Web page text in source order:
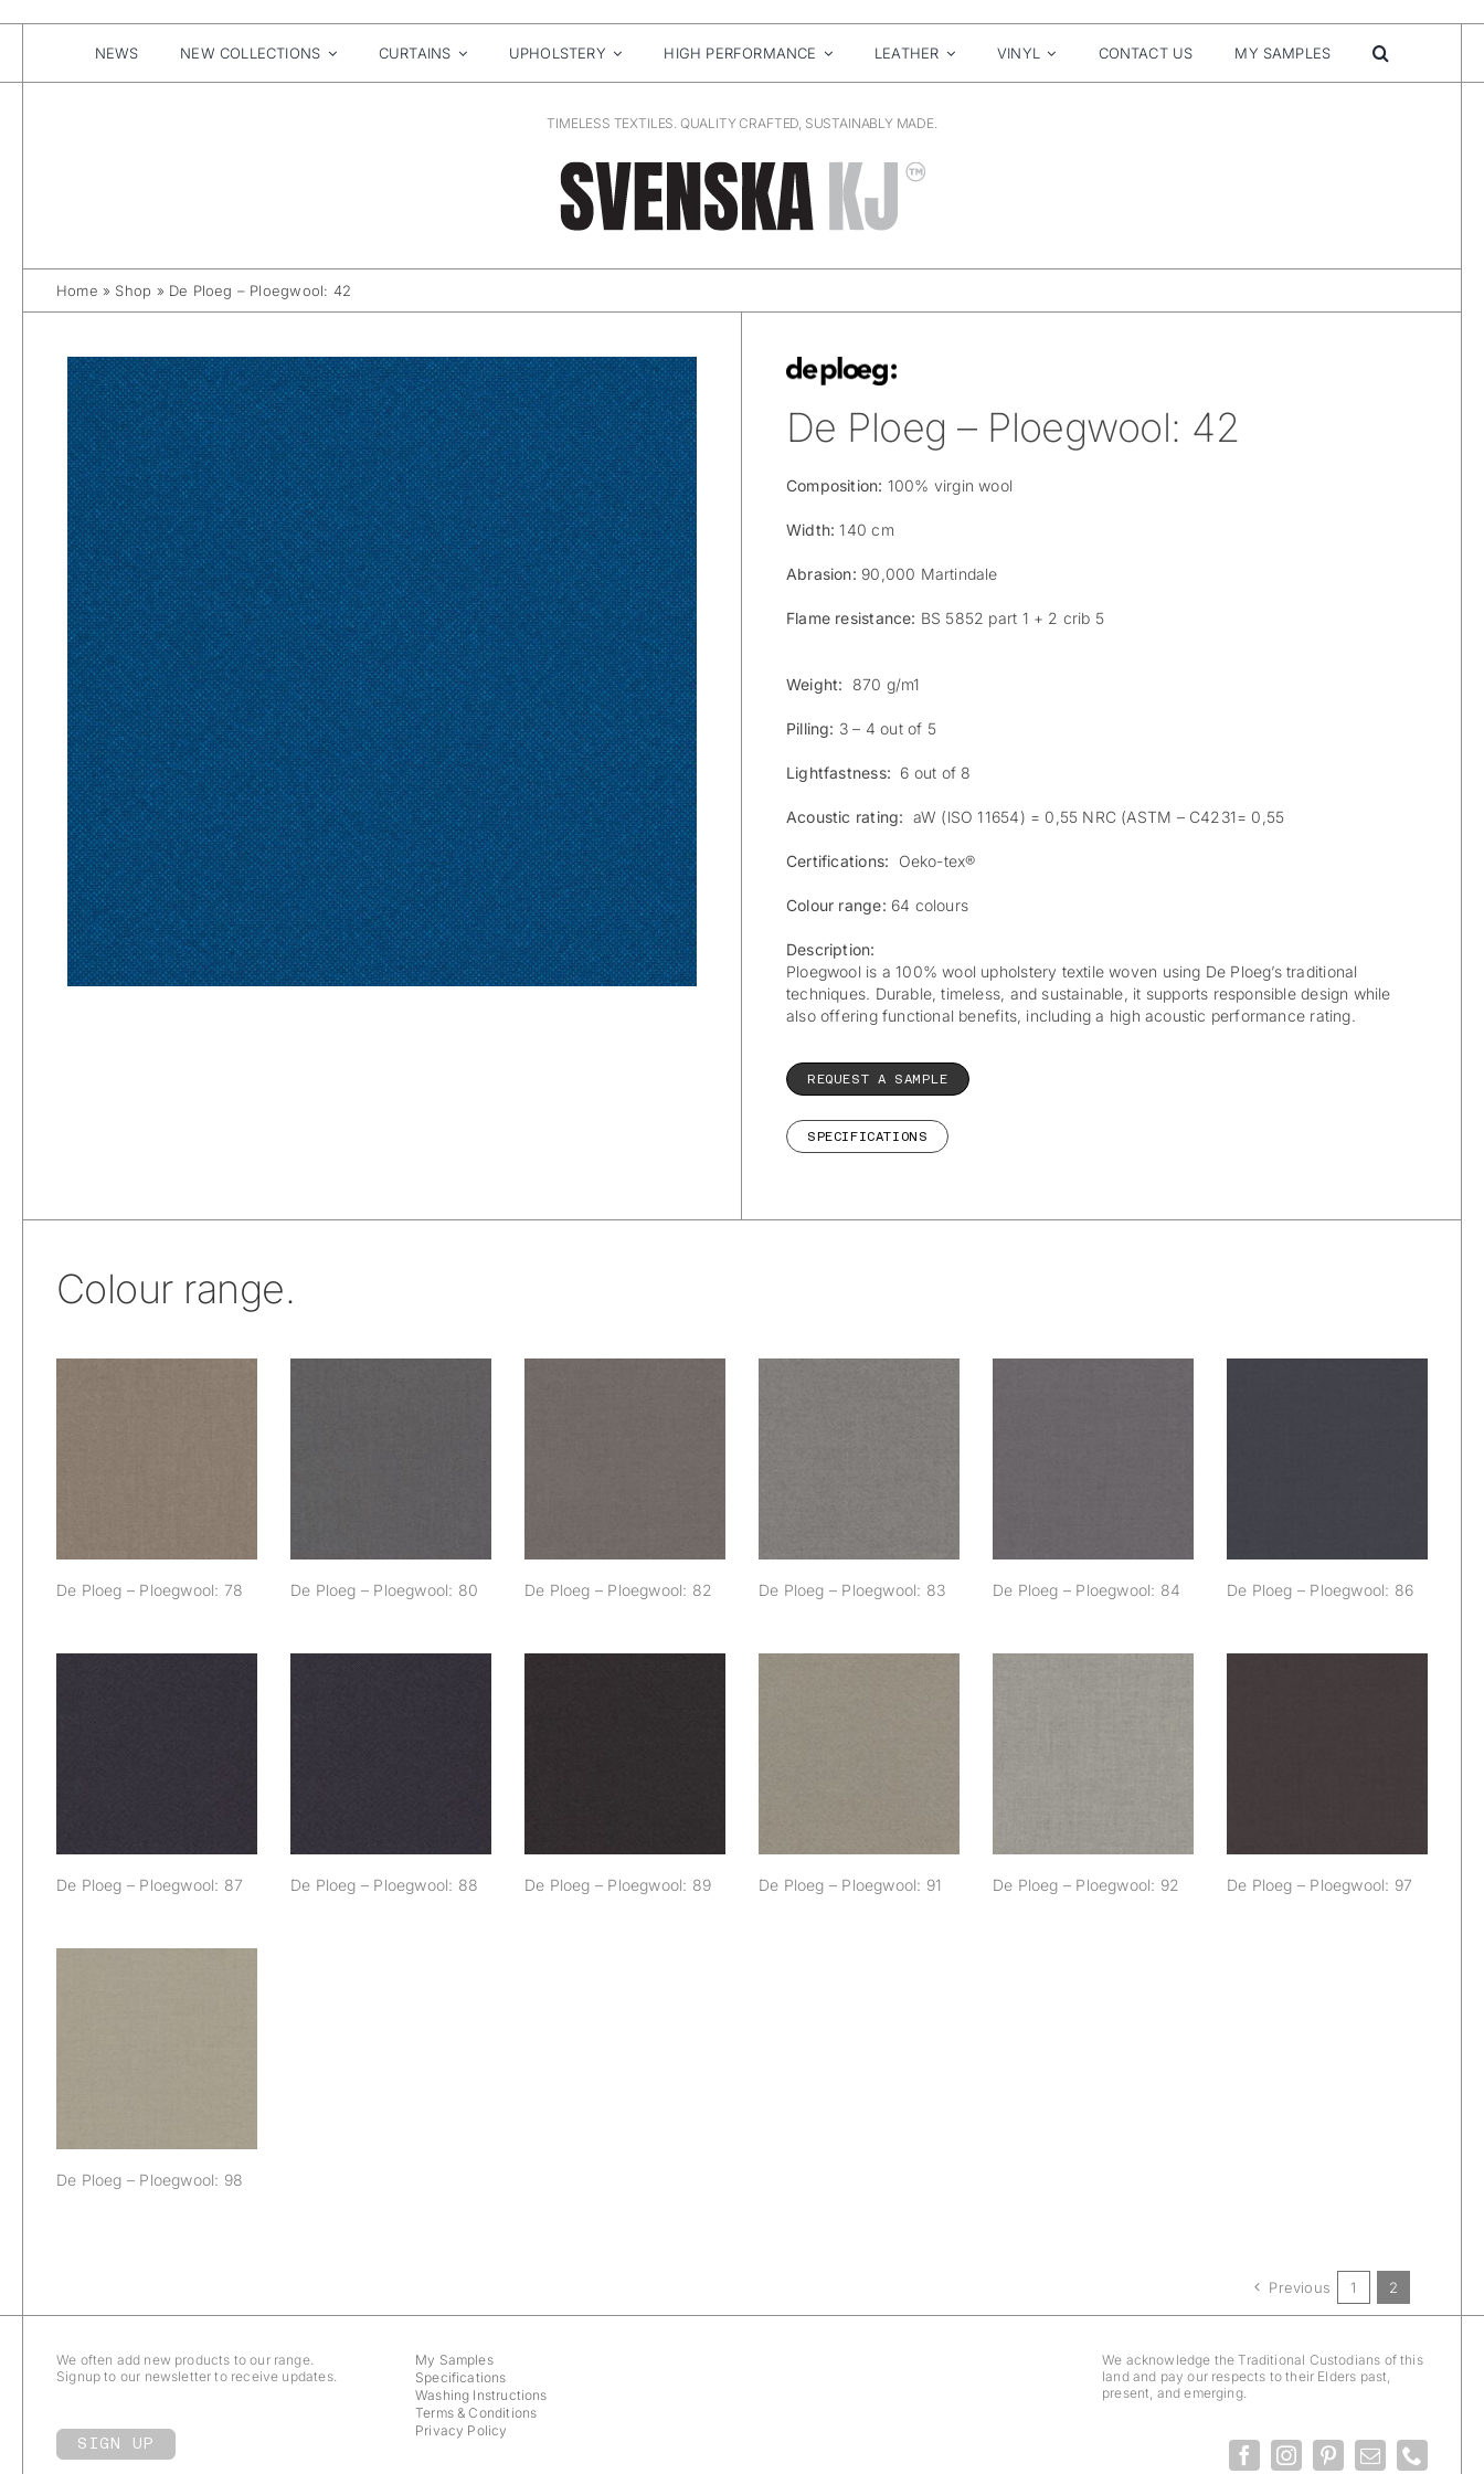
NEWS NEW COLLECTIONS CURTAINS UPHOLSTERY HIGH PERFORMANCE LEATHER VINYL CONTACT US MY SAMPLES
TIMELESS TEXTILES. QUALITY CRAFTED, SUSTAINABLY MADE.
Home » Shop » De Ploeg – Ploegwool: 42
De Ploeg – Ploegwool: 42
Composition: 100% virgin wool
Width: 140 cm
Abrasion: 90,000 Martindale
Flame resistance: BS 5852 part 1 + 2 crib 5
Weight: 870 g/m1
Pilling: 3 – 4 out of 5
Lightfastness: 6 out of 8
Acoustic rating: aW (lSO 11654) = 0,55 NRC (ASTM – C4231= 0,55
Certifications: Oeko-tex®
Colour range: 64 colours
Description:
Ploegwool is a 100% wool upholstery textile woven using De Ploeg’s traditional
techniques. Durable, timeless, and sustainable, it supports responsible design while
also offering functional benefits, including a high acoustic performance rating.
REQUEST A SAMPLE
SPECIFICATIONS
Colour range.
De Ploeg – Ploegwool: 78 De Ploeg – Ploegwool: 80 De Ploeg – Ploegwool: 82 De Ploeg – Ploegwool: 83 De Ploeg – Ploegwool: 84 De Ploeg – Ploegwool: 86
De Ploeg – Ploegwool: 87 De Ploeg – Ploegwool: 88 De Ploeg – Ploegwool: 89 De Ploeg – Ploegwool: 91 De Ploeg – Ploegwool: 92 De Ploeg – Ploegwool: 97
De Ploeg – Ploegwool: 98
Previous 1 2
We often add new products to our range.
Signup to our newsletter to receive updates.
SIGN UP
My Samples
Specifications
Washing Instructions
Terms & Conditions
Privacy Policy
We acknowledge the Traditional Custodians of this
land and pay our respects to their Elders past,
present, and emerging.